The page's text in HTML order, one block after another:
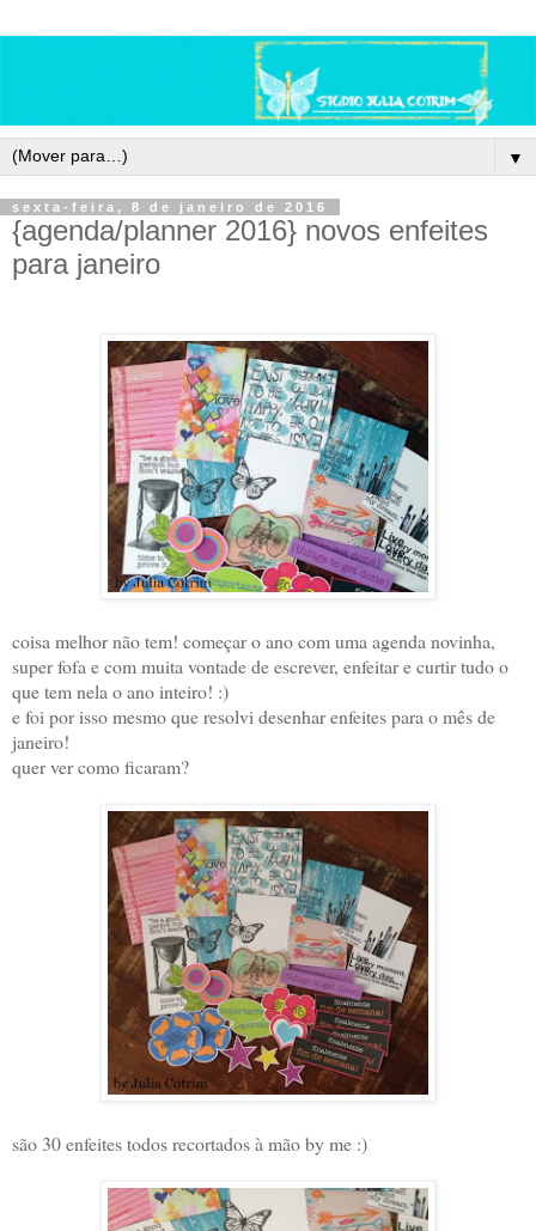
▼
sexta-feira, 8 de janeiro de 2016
{agenda/planner 2016} novos enfeites
para janeiro
coisa melhor não tem! começar o ano com uma agenda novinha,
super fofa e com muita vontade de escrever, enfeitar e curtir tudo o
que tem nela o ano inteiro! :)
e foi por isso mesmo que resolvi desenhar enfeites para o mês de
janeiro!
quer ver como ficaram?
são 30 enfeites todos recortados à mão by me :)